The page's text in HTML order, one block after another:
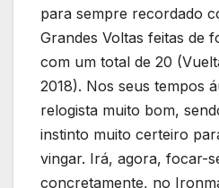
para sempre recordado
Grandes Voltas feitas de
com um total de 20
2018). Nos seus tempos
relogista muito bom,
instinto muito certeiro
vingar. Irá, agora, focar-
concretamente, no